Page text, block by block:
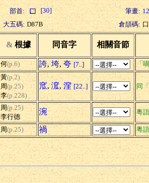
部首: [30] 筆畫: 12
大五碼: D87B 倉頡碼:
& 根據 同音字 相關音節
何(p.6) 誇, 垮, 夸 [7..] 「
黃(p.2)
周(p.25)
李(p.228)
窊, 溛, 漥 [22..] 同
周(p.25)
李行德
涴 粵
周(p.25) 禍
粵